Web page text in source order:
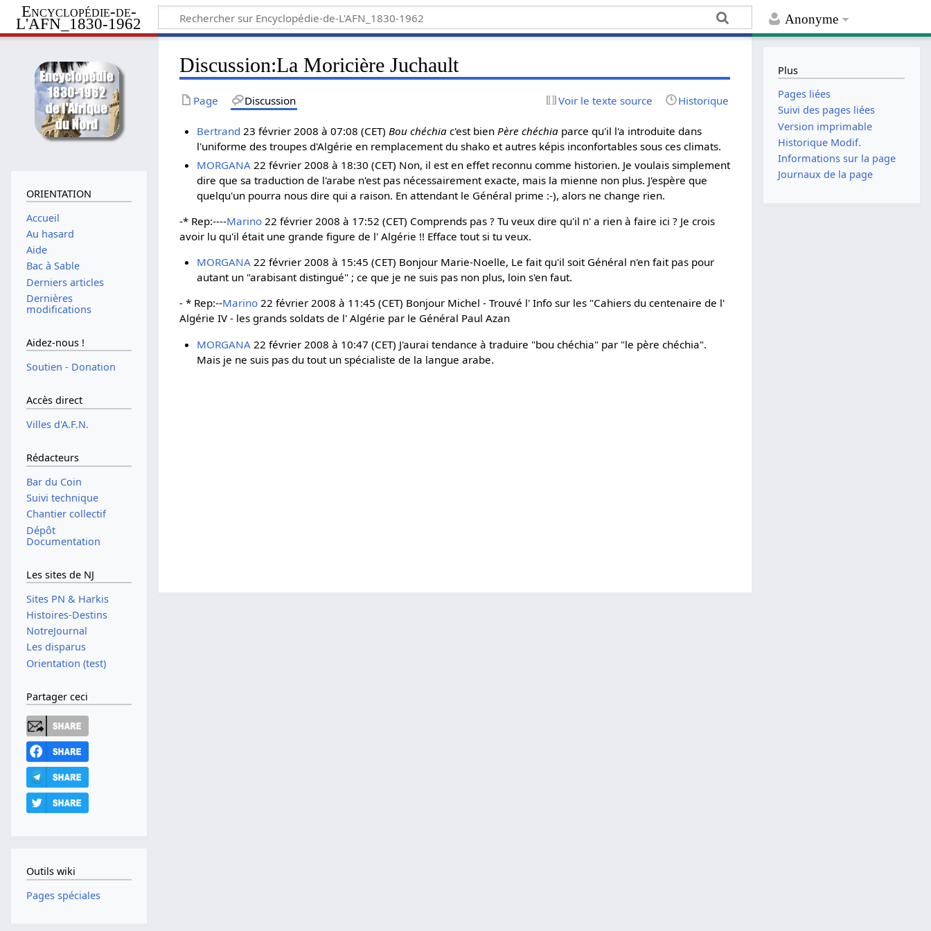
Anonyme
Encyclopédie-de-
L'AFN_1830-1962
Discussion:La Moricière Juchault
Page Discussion Voir le texte source Historique
Bertrand 23 février 2008 à 07:08 (CET) Bou chéchiac'est bien Père chéchiaparce qu'il l'a introduite dans
l'uniforme des troupes d'Algérie en remplacement du shako et autres képis inconfortables sous ces climats.
MORGANA 22 février 2008 à 18:30 (CET) Non, il est en effet reconnu comme historien. Je voulais simplement
dire que sa traduction de l'arabe n'est pas nécessairement exacte, mais la mienne non plus. J'espère que
quelqu'un pourra nous dire qui a raison. En attendant le Général prime :-), alors ne change rien.
-* Rep:----Marino 22 février 2008 à 17:52 (CET) Comprends pas ? Tu veux dire qu'il n' a rien à faire ici ? Je crois
avoir lu qu'il était une grande figure de l' Algérie !! Efface tout si tu veux.
MORGANA22 février 2008 à 15:45 (CET) Bonjour Marie-Noelle, Le fait qu'il soit Général n'en fait pas pour
autant un "arabisant distingué" ; ce que je ne suis pas non plus, loin s'en faut.
- * Rep:--Marino 22 février 2008 à 11:45 (CET) Bonjour Michel - Trouvé l' Info sur les "Cahiers du centenaire de l'
Algérie IV - les grands soldats de l' Algérie par le Général Paul Azan
MORGANA 22 février 2008 à 10:47 (CET) J'aurai tendance à traduire "bou chéchia" par "le père chéchia".
Mais je ne suis pas du tout un spécialiste de la langue arabe.
ORIENTATION
Accueil
Au hasard
Aide
Bac à Sable
Derniers articles
Dernières
modifications
Aidez-nous !
Soutien - Donation
Accès direct
Villes d'A.F.N.
Rédacteurs
Bar du Coin
Suivi technique
Chantier collectif
Dépôt
Documentation
Les sites de NJ
Sites PN & Harkis
Histoires-Destins
NotreJournal
Les disparus
Orientation (test)
Partager ceci
Outils wiki
Pages spéciales
Plus
Pages liées
Suivi des pages liées
Version imprimable
Historique Modif.
Informations sur la page
Journaux de la page